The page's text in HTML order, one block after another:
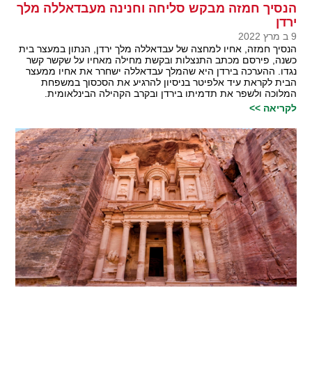
הנסיך חמזה מבקש סליחה וחנינה מעבדאללה מלך
ירדן
9 ב מרץ 2022
הנסיך חמזה, אחיו למחצה של עבדאללה מלך ירדן, הנתון במעצר בית
כשנה, פירסם מכתב התנצלות ובקשת מחילה מאחיו על שקשר קשר
נגדו. ההערכה בירדן היא שהמלך עבדאללה ישחרר את אחיו ממעצר
הבית לקראת עיד אלפיטר בניסיון להרגיע את הסכסוך במשפחת
המלוכה ולשפר את תדמיתו בירדן ובקרב הקהילה הבינלאומית.
לקריאה >>